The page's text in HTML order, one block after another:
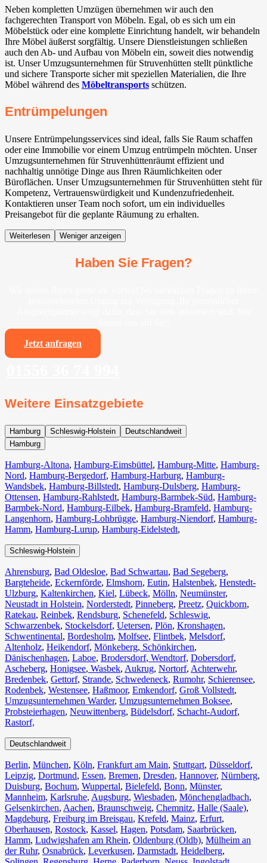
Neben kompletten Umzügen übernehmen wir auch den
fachgerechten Transport von Möbeln. Egal, ob es sich um ein
Möbelstück oder eine komplette Einrichtung handelt, wir behandeln
Ihre Möbel äußerst sorgfältig. Unsere Dienstleistungen schließen
auch den Ab- und Aufbau von Möbeln ein, soweit dies notwendig
ist. Unser Umzugsunternehmen für Struvenhütten stellt pünktliche
und sichere Transporte sicher mit speziellen Materialien, die Ihre
Möbel während des Möbeltransports schützen.
Entrümpelungen
Unsere Entrümpelungsservices sind ideal, falls Sie Raum schaffen
oder eine Immobilie vor einem Umzug entrümpeln möchten. Unser
Umzugsunternehmen für Struvenhüttenräumt effizient und
nachhaltig unnötige Dinge aus Ihren Räumlichkeiten oder
Büroflächen. Unser Umzugsunternehmen für Struvenhütten steht für
Kompetenz, Vertrauenswürdigkeit und Kundenzufriedenheit.
Kontaktieren unser Team noch sofort, um ein individuelles
Preisangebot für die geplante Räumung zu erhalten.
Weiterlesen Weniger anzeigen
Haben Sie Fragen?
Jetzt anfragen
Weitere Einsatzgebiete
Hamburg Schleswig-Holstein
Deutschlandweit
Hamburg
Hamburg-Altona, Hamburg-Eimsbüttel, Hamburg-Mitte, Hamburg-
Nord, Hamburg-Bergedorf, Hamburg-Harburg, Hamburg-
Wandsbek, Hamburg-Billstedt, Hamburg-Dulsberg, Hamburg-
Ottensen, Hamburg-Rahlstedt, Hamburg-Barmbek-Süd, Hamburg-
Barmbek-Nord, Hamburg-Eilbek, Hamburg-Bramfeld, Hamburg-
Langenhorn, Hamburg-Lohbrügge, Hamburg-Niendorf, Hamburg-
Hamm, Hamburg-Lurup, Hamburg-Eidelstedt,
Schleswig-Holstein
Ahrensburg, Bad Oldesloe, Bad Schwartau, Bad Segeberg,
Bargteheide, Eckernförde, Elmshorn, Eutin, Halstenbek, Henstedt-
Ulzburg, Kaltenkirchen, Kiel, Lübeck, Mölln, Neumünster,
Neustadt in Holstein, Norderstedt, Pinneberg, Preetz, Quickborn,
Ratekau, Reinbek, Rendsburg, Schenefeld, Schleswig,
Schwarzenbek, Stockelsdorf, Uetersen, Plön, Kronshagen,
Schwentinental, Bordesholm, Molfsee, Flintbek, Melsdorf,
Altenholz, Heikendorf, Mönkeberg, Schönkirchen,
Dänischenhagen, Laboe, Brodersdorf, Wendtorf, Dobersdorf,
Ascheberg, Honigsee, Wasbek, Aukrug, Nortorf, Achterwehr,
Bredenbek, Gettorf, Strande, Schwedeneck, Rumohr, Schierensee,
Rodenbek, Westensee, Haßmoor, Emkendorf, Groß Vollstedt,
Umzugsunternehmen Warder, Umzugsunternehmen Boksee,
Probsteierhagen, Neuwittenberg, Büdelsdorf, Schacht-Audorf,
Rastorf,
Deutschlandweit
Berlin⁠, München, Köln⁠, Frankfurt am Main, Stuttgart, Düsseldorf,
Leipzig, Dortmund, Essen, Bremen, Dresden, Hannover, Nürnberg,
Duisburg⁠, Bochum, Wuppertal⁠, Bielefeld⁠, Bonn⁠, Münster⁠,
Mannheim, Karlsruhe, Augsburg, Wiesbaden⁠, Mönchengladbach⁠,
Gelsenkirchen⁠, Aachen⁠, Braunschweig, Chemnitz⁠, Halle (Saale)⁠,
Magdeburg, Freiburg im Breisgau⁠, Krefeld⁠, Mainz⁠, Erfurt,
Oberhausen⁠, Rostock⁠, Kassel⁠, Hagen, Potsdam, Saarbrücken⁠,
Hamm, Ludwigshafen am Rhein⁠, Oldenburg (Oldb), Mülheim an
der Ruhr, Osnabrück⁠, Leverkusen, Darmstadt⁠, Heidelberg,